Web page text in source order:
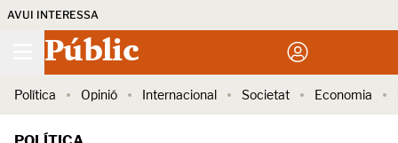
AVUI INTERESSA
Públic
Política Opinió Internacional Societat Economia